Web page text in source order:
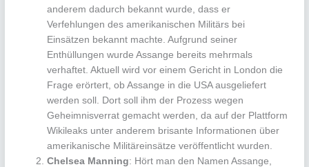
anderem dadurch bekannt wurde, dass er
Verfehlungen des amerikanischen Militärs bei
Einsätzen bekannt machte. Aufgrund seiner
Enthüllungen wurde Assange bereits mehrmals
verhaftet. Aktuell wird vor einem Gericht in London die
Frage erörtert, ob Assange in die USA ausgeliefert
werden soll. Dort soll ihm der Prozess wegen
Geheimnisverrat gemacht werden, da auf der Plattform
Wikileaks unter anderem brisante Informationen über
amerikanische Militäreinsätze veröffentlicht wurden.
Chelsea Manning: Hört man den Namen Assange,